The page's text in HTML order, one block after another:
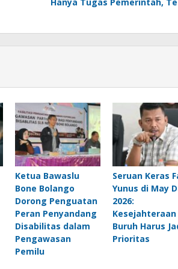
Ketua Bawaslu
Bone Bolango
Dorong Penguatan
Peran Penyandang
Disabilitas dalam
Pengawasan
Pemilu
Seruan Keras
Yunus di May
2026:
Kesejahteraan
Buruh Harus
Prioritas